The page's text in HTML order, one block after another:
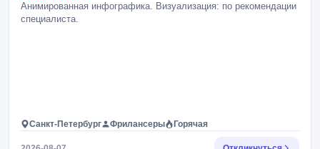
Анимированная инфографика. Визуализация: по рекомендации
специалиста.
Санкт-Петербург Фрилансеры Горячая